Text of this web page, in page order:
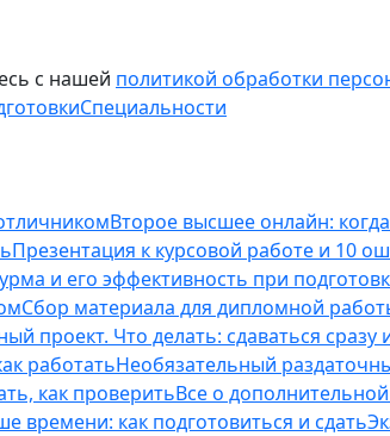
с нашей политикой обработки
Специальности
Второе высшее онлайн:
Презентация к курсовой работе и 10
и его эффективность при
Сбор материала для дипломной
проект. Что делать: сдаваться
работатьНеобязательный
как проверитьВсе о дополнительной
времени: как подготовиться и сдать